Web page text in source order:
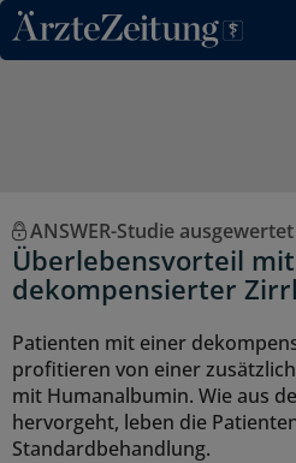
Direkt zum Inhaltsbereich
ANSWER-Studie ausgewertet
Überlebensvorteil
dekompensierter
Patienten mit einer
profitieren von einer
mit Humanalbumin. Wie aus
hervorgeht, leben die
Standardbehandlung.